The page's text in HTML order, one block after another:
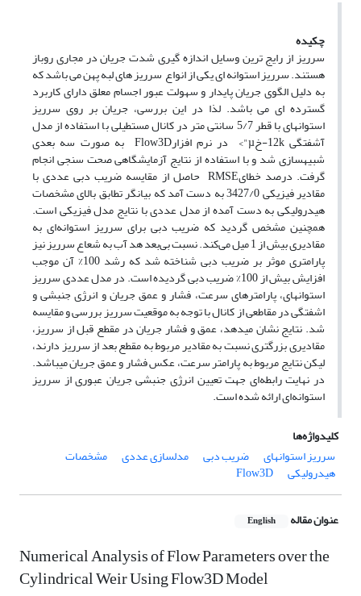
چکیده
سرریز از رایج ترین وسایل اندازه گیری شدت جریان در مجاری روباز
هستند. سرریز استوانه ای یکی از انواع سرریز های لبه پهن می باشد که
به دلیل الگوی جریان پایدار و سهولت عبور اجسام معلق دارای کاربرد
گسترده ای می باشد. لذا در این بررسی، جریان بر روی سرریز
استوانه‍ای با قطر 5/7 سانتی متر در کانال مستطیلی با استفاده از مدل
آشفتگی 12k-خµ"> در نرم افزارFlow3D به صورت سه بعدی
شبیه‍سازی شد و با استفاده از نتایج آزمایشگاهی صحت سنجی انجام
گرفت. درصد خطایRMSE حاصل از مقایسه ضریب دبی عددی با
مقادیر فیزیکی 3427/0 به دست آمد که بیانگر تطابق بالای مشخصات
هیدرولیکی به دست آمده از مدل عددی با نتایج مدل فیزیکی است.
همچنین مشخص گردید که ضریب دبی برای سرریز استوانه‌ای به
مقادیری بیش از 1 میل می‌کند. نسبت بی‌بعد هد آب به شعاع سرریز نیز
پارامتری موثر بر ضریب دبی شناخته شد که رشد 100% آن موجب
افزایش بیش از 100% ضریب دبی گردیده است. در مدل عددی سرریز
استوانه‍ای، پارامترهای سرعت، فشار و عمق جریان و انرژی جنبشی و
اشفتگی در مقاطعی از کانال با توجه به موقعیت سرریز بررسی و مقایسه
شد. نتایج نشان می­دهد، عمق و فشار جریان در مقطع قبل از سرریز،
مقادیری بزرگتری نسبت به مقادیر مربوط به مقطع بعد از سرریز دارند،
لیکن نتایج مربوط به پارامتر سرعت، عکس فشار و عمق جریان می‍باشد.
در نهایت رابطه‌ای جهت تعیین انرژی جنبشی جریان عبوری از سرریز
استوانه‌ای ارائه شده است.
کلیدواژه‌ها
سرریز استوانهای
ضریب دبی مدلسازی عددی مشخصات
هیدرولیکی Flow3D
عنوان مقاله English
Numerical Analysis of Flow Parameters over the
Cylindrical Weir Using Flow3D Model